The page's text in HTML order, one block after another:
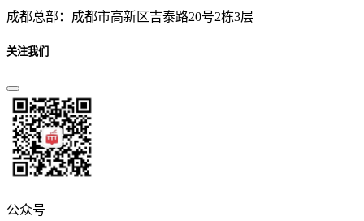
成都总部：成都市高新区吉泰路20号2栋3层
关注我们
公众号